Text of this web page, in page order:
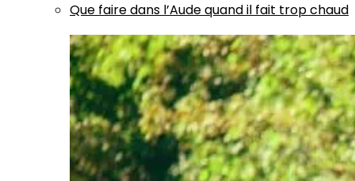
Que faire dans l’Aude quand il fait trop chaud